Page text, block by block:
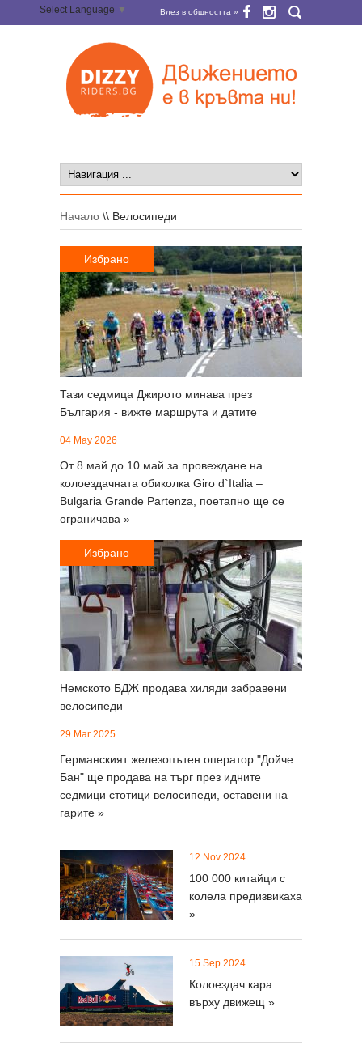
Select Language ▼ Влез в общността »
Начало \\ Велосипеди
Избрано
Тази седмица Джирото минава през
България - вижте маршрута и датите
04 May 2026
От 8 май до 10 май за провеждане на
колоездачната обиколка Giro d`Italia –
Bulgaria Grande Partenza, поетапно ще се
ограничава »
Избрано
Немското БДЖ продава хиляди забравени
велосипеди
29 Mar 2025
Германският железопътен оператор "Дойче
Бан" ще продава на търг през идните
седмици стотици велосипеди, оставени на
гарите »
12 Nov 2024
100 000 китайци с
колела предизвикаха
»
15 Sep 2024
Колоездач кара
върху движещ »